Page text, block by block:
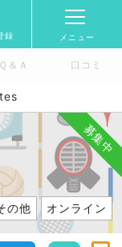
録 メニュー
Ｑ＆Ａ 口コミ
募集中
の他 オンライン